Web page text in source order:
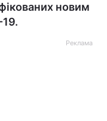
новим
Реклама